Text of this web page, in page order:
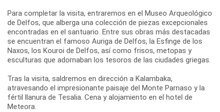
Para completar la visita, entraremos en el Museo Arqueológico
de Delfos, que alberga una colección de piezas excepcionales
encontradas en el santuario. Entre sus obras más destacadas
se encuentran el famoso Auriga de Delfos, la Esfinge de los
Naxos, los Kouroi de Delfos, así como frisos, metopas y
esculturas que adornaban los tesoros de las ciudades griegas.
Tras la visita, saldremos en dirección a Kalambaka,
atravesando el impresionante paisaje del Monte Parnaso y la
fértil llanura de Tesalia. Cena y alojamiento en el hotel de
Meteora.